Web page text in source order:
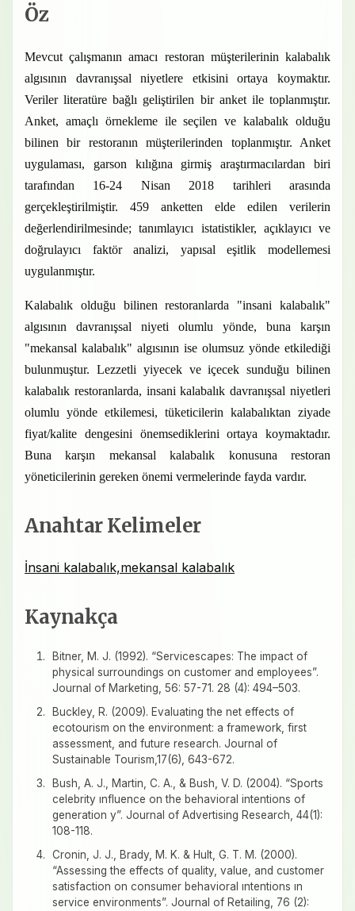
Öz
Mevcut çalışmanın amacı restoran müşterilerinin kalabalık
algısının davranışsal niyetlere etkisini ortaya koymaktır.
Veriler literatüre bağlı geliştirilen bir anket ile toplanmıştır.
Anket, amaçlı örnekleme ile seçilen ve kalabalık olduğu
bilinen bir restoranın müşterilerinden toplanmıştır. Anket
uygulaması, garson kılığına girmiş araştırmacılardan biri
tarafından 16-24 Nisan 2018 tarihleri arasında
gerçekleştirilmiştir. 459 anketten elde edilen verilerin
değerlendirilmesinde; tanımlayıcı istatistikler, açıklayıcı ve
doğrulayıcı faktör analizi, yapısal eşitlik modellemesi
uygulanmıştır.
Kalabalık olduğu bilinen restoranlarda "insani kalabalık"
algısının davranışsal niyeti olumlu yönde, buna karşın
"mekansal kalabalık" algısının ise olumsuz yönde etkilediği
bulunmuştur. Lezzetli yiyecek ve içecek sunduğu bilinen
kalabalık restoranlarda, insani kalabalık davranışsal niyetleri
olumlu yönde etkilemesi, tüketicilerin kalabalıktan ziyade
fiyat/kalite dengesini önemsediklerini ortaya koymaktadır.
Buna karşın mekansal kalabalık konusuna restoran
yöneticilerinin gereken önemi vermelerinde fayda vardır.
Anahtar Kelimeler
İnsani kalabalık,mekansal kalabalık
Kaynakça
Bitner, M. J. (1992). “Servicescapes: The impact of
physical surroundings on customer and employees”.
Journal of Marketing, 56: 57-71. 28 (4): 494–503.
Buckley, R. (2009). Evaluating the net effects of
ecotourism on the environment: a framework, first
assessment, and future research. Journal of
Sustainable Tourism,17(6), 643-672.
Bush, A. J., Martin, C. A., & Bush, V. D. (2004). “Sports
celebrity ınfluence on the behavioral intentions of
generation y”. Journal of Advertising Research, 44(1):
108-118.
Cronin, J. J., Brady, M. K. & Hult, G. T. M. (2000).
“Assessing the effects of quality, value, and customer
satisfaction on consumer behavioral ıntentions ın
service environments”. Journal of Retailing, 76 (2):